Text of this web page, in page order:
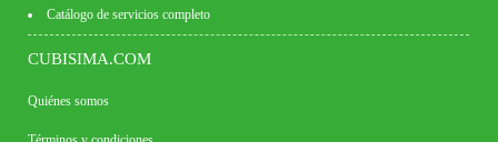
Catálogo de servicios completo
CUBISIMA.COM
Quiénes somos